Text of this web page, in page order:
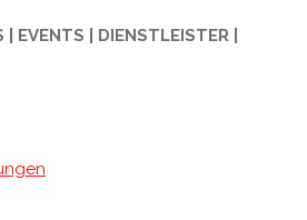
EVENTS | DIENSTLEISTER |